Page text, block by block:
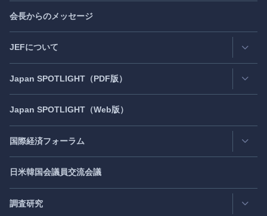
会長からのメッセージ
JEFについて
連絡先・所在地
活動評価
Japan SPOTLIGHT （PDF版）
Latest Issue- 最新号
Back Number
Publisher's Note- パブリッシャーズノート
Exclusive Interview
Japan SPOTLIGHT （Web版）
国際経済フォーラム
日アジア太平洋フォーラム
日米フォーラム
日米韓国会議員交流会議
調査研究